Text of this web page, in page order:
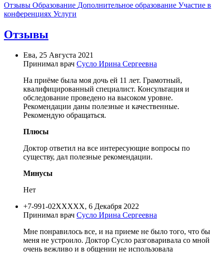
Отзывы Образование Дополнительное образование Участие в
конференциях Услуги
Отзывы
Ева, 25 Августа 2021
Принимал врач Сусло Ирина Сергеевна
На приёме была моя дочь ей 11 лет. Грамотный,
квалифицированный специалист. Консультация и
обследование проведено на высоком уровне.
Рекомендации даны полезные и качественные.
Рекомендую обращаться.
Плюсы
Доктор ответил на все интересующие вопросы по
существу, дал полезные рекомендации.
Минусы
Нет
+7-991-02XXXXX, 6 Декабря 2022
Принимал врач Сусло Ирина Сергеевна
Мне понравилось все, и на приеме не было того, что бы
меня не устроило. Доктор Сусло разговаривала со мной
очень вежливо и в общении не использовала